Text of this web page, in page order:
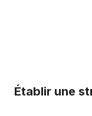
Établir une